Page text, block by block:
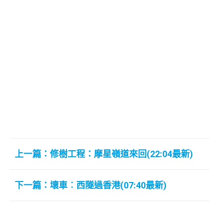
上一篇：修樹工程：摩星嶺道來回(22:04最新)
下一篇：壞車︰西隧過香港(07:40最新)